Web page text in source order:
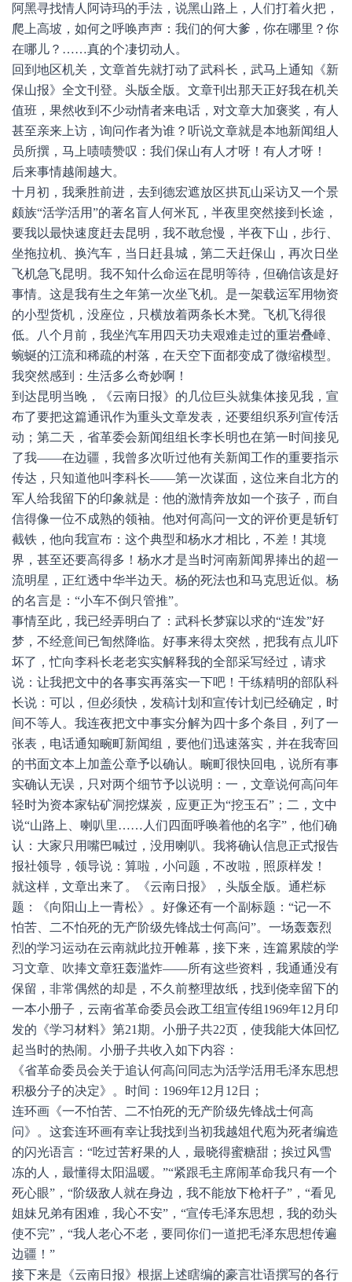
阿黑寻找情人阿诗玛的手法，说黑山路上，人们打着火把，
爬上高坡，如何之呼唤声声：我们的何大爹，你在哪里？你
在哪儿？……真的个凄切动人。
回到地区机关，文章首先就打动了武科长，武马上通知《新
保山报》全文刊登。头版全版。文章刊出那天正好我在机关
值班，果然收到不少动情者来电话，对文章大加褒奖，有人
甚至亲来上访，询问作者为谁？听说文章就是本地新闻组人
员所撰，马上啧啧赞叹：我们保山有人才呀！有人才呀！
后来事情越闹越大。
十月初，我乘胜前进，去到德宏遮放区拱瓦山采访又一个景
颇族“活学活用”的著名盲人何米瓦，半夜里突然接到长途，
要我以最快速度赶去昆明，我不敢怠慢，半夜下山，步行、
坐拖拉机、换汽车，当日赶县城，第二天赶保山，再次日坐
飞机急飞昆明。我不知什么命运在昆明等待，但确信该是好
事情。这是我有生之年第一次坐飞机。是一架载运军用物资
的小型货机，没座位，只横放着两条长木凳。飞机飞得很
低。八个月前，我坐汽车用四天功夫艰难走过的重岩叠嶂、
蜿蜒的江流和稀疏的村落，在天空下面都变成了微缩模型。
我突然感到：生活多么奇妙啊！
到达昆明当晚，《云南日报》的几位巨头就集体接见我，宣
布了要把这篇通讯作为重头文章发表，还要组织系列宣传活
动；第二天，省革委会新闻组组长李长明也在第一时间接见
了我——在边疆，我曾多次听过他有关新闻工作的重要指示
传达，只知道他叫李科长——第一次谋面，这位来自北方的
军人给我留下的印象就是：他的激情奔放如一个孩子，而自
信得像一位不成熟的领袖。他对何高问一文的评价更是斩钉
截铁，他向我宣布：这个典型和杨水才相比，不差！其境
界，甚至还要高得多！杨水才是当时河南新闻界捧出的超一
流明星，正红透中华半边天。杨的死法也和马克思近似。杨
的名言是：“小车不倒只管推”。
事情至此，我已经弄明白了：武科长梦寐以求的“连发”好
梦，不经意间已訇然降临。好事来得太突然，把我有点儿吓
坏了，忙向李科长老老实实解释我的全部采写经过，请求
说：让我把文中的各事实再落实一下吧！干练精明的部队科
长说：可以，但必须快，发稿计划和宣传计划已经确定，时
间不等人。我连夜把文中事实分解为四十多个条目，列了一
张表，电话通知畹町新闻组，要他们迅速落实，并在我寄回
的书面文本上加盖公章予以确认。畹町很快回电，说所有事
实确认无误，只对两个细节予以说明：一，文章说何高问年
轻时为资本家钻矿洞挖煤炭，应更正为“挖玉石”；二，文中
说“山路上、喇叭里……人们四面呼唤着他的名字”，他们确
认：大家只用嘴巴喊过，没用喇叭。我将确认信息正式报告
报社领导，领导说：算啦，小问题，不改啦，照原样发！
就这样，文章出来了。《云南日报》，头版全版。通栏标
题：《向阳山上一青松》。好像还有一个副标题：“记一不
怕苦、二不怕死的无产阶级先锋战士何高问”。一场轰轰烈
烈的学习运动在云南就此拉开帷幕，接下来，连篇累牍的学
习文章、吹捧文章狂轰滥炸——所有这些资料，我通通没有
保留，非常偶然的却是，不久前整理故纸，找到侥幸留下的
一本小册子，云南省革命委员会政工组宣传组1969年12月印
发的《学习材料》第21期。小册子共22页，使我能大体回忆
起当时的热闹。小册子共收入如下内容：
《省革命委员会关于追认何高问同志为活学活用毛泽东思想
积极分子的决定》。时间：1969年12月12日；
连环画《一不怕苦、二不怕死的无产阶级先锋战士何高
问》。这套连环画有幸让我找到当初我越俎代庖为死者编造
的闪光语言：“吃过苦籽果的人，最晓得蜜糖甜；挨过风雪
冻的人，最懂得太阳温暖。”“紧跟毛主席闹革命我只有一个
死心眼”，“阶级敌人就在身边，我不能放下枪杆子”，“看见
姐妹兄弟有困难，我心不安”，“宣传毛泽东思想，我的劲头
使不完”，“我人老心不老，要同你们一道把毛泽东思想传遍
边疆！”
接下来是《云南日报》根据上述瞎编的豪言壮语撰写的各行